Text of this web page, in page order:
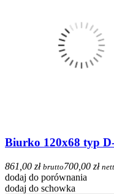
Biurko 120x68 typ
861,00 zł brutto700,00 zł
dodaj do porównania
dodaj do schowka